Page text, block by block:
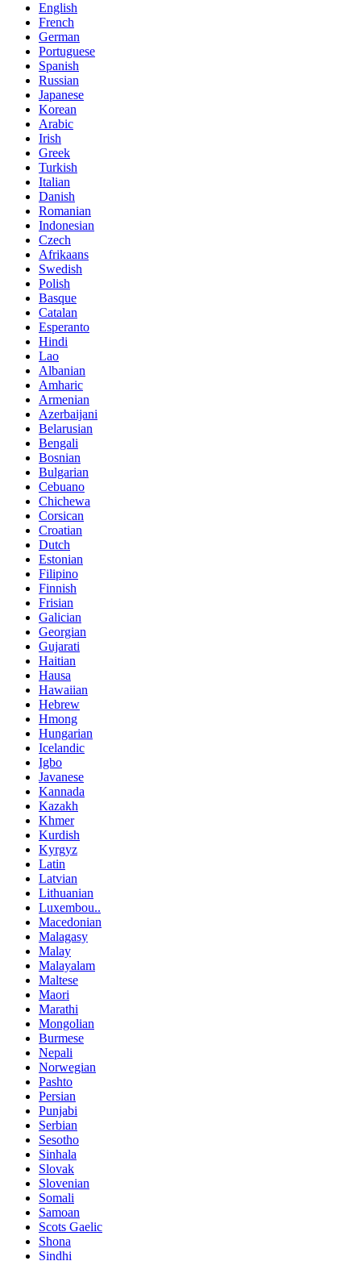
English
French
German
Portuguese
Spanish
Russian
Japanese
Korean
Arabic
Irish
Greek
Turkish
Italian
Danish
Romanian
Indonesian
Czech
Afrikaans
Swedish
Polish
Basque
Catalan
Esperanto
Hindi
Lao
Albanian
Amharic
Armenian
Azerbaijani
Belarusian
Bengali
Bosnian
Bulgarian
Cebuano
Chichewa
Corsican
Croatian
Dutch
Estonian
Filipino
Finnish
Frisian
Galician
Georgian
Gujarati
Haitian
Hausa
Hawaiian
Hebrew
Hmong
Hungarian
Icelandic
Igbo
Javanese
Kannada
Kazakh
Khmer
Kurdish
Kyrgyz
Latin
Latvian
Lithuanian
Luxembou..
Macedonian
Malagasy
Malay
Malayalam
Maltese
Maori
Marathi
Mongolian
Burmese
Nepali
Norwegian
Pashto
Persian
Punjabi
Serbian
Sesotho
Sinhala
Slovak
Slovenian
Somali
Samoan
Scots Gaelic
Shona
Sindhi